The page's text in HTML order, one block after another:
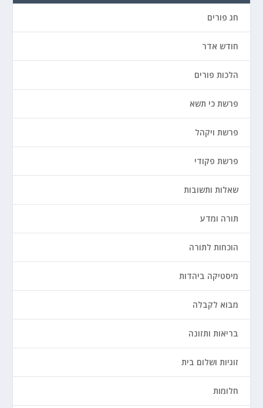
חג פורים
חודש אדר
הלכות פורים
פרשת כי תשא
פרשת ויקהל
פרשת פקודי
שאלות ותשובות
תורה ומדע
הוכחות לתורה
מיסטיקה ביהדות
מבוא לקבלה
בריאות ותזונה
זוגיות ושלום בית
חלומות